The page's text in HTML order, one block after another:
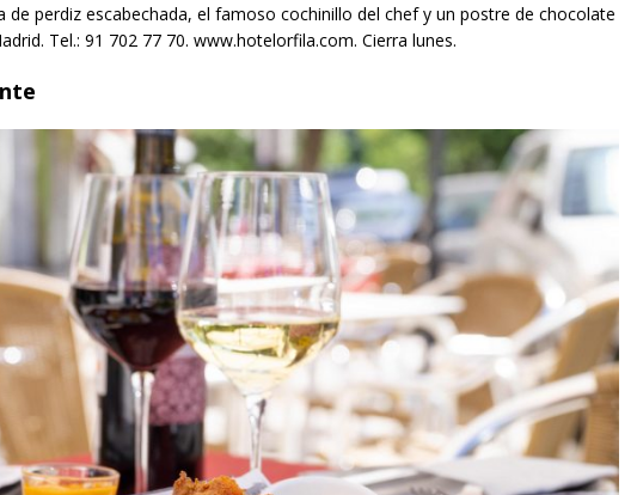
de perdiz escabechada, el famoso cochinillo del chef y un postre de chocolate
Tel.: 91 702 77 70. www.hotelorfila.com. Cierra lunes.